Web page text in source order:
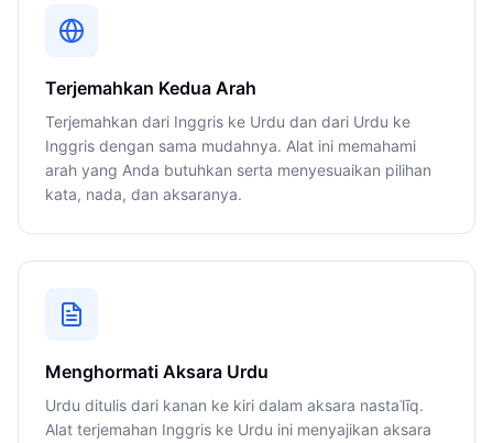
Terjemahkan Kedua Arah
Terjemahkan dari Inggris ke Urdu dan dari Urdu ke
Inggris dengan sama mudahnya. Alat ini memahami
arah yang Anda butuhkan serta menyesuaikan pilihan
kata, nada, dan aksaranya.
Menghormati Aksara Urdu
Urdu ditulis dari kanan ke kiri dalam aksara nastaʿlīq.
Alat terjemahan Inggris ke Urdu ini menyajikan aksara